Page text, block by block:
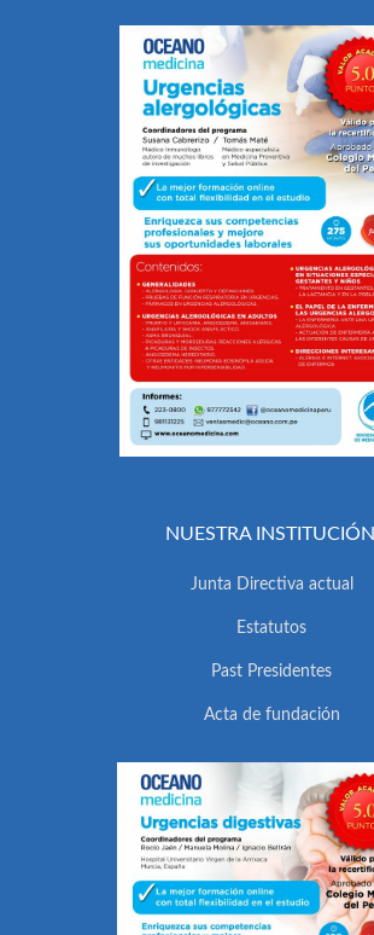
NUESTRA INSTITUCIÓN
Junta Directiva actual
Estatutos
Past Presidentes
Acta de fundación